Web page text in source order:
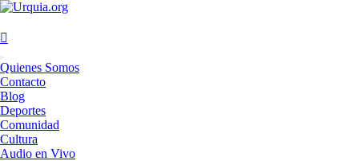
Saltar
contenido
Menú
principal
Quienes Somos
Contacto
Blog
Deportes
Comunidad
Cultura
Audio en Vivo